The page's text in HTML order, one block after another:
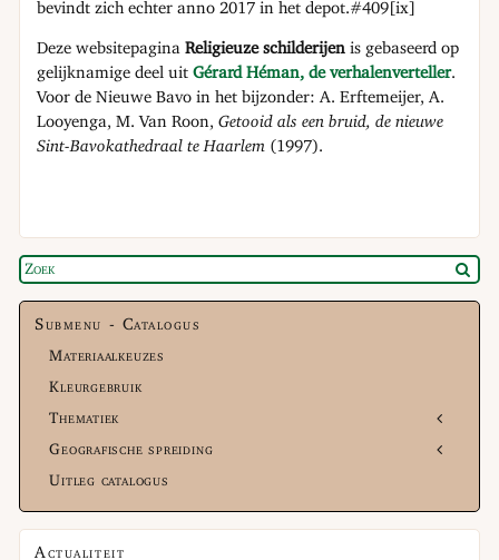
bevindt zich echter anno 2017 in het depot.#409 [ix]
Deze websitepaginaReligieuze schilderijen is gebaseerd op
gelijknamige deel uitGérard Héman, de verhalenverteller.
Voor de Nieuwe Bavo in het bijzonder: A. Erftemeijer, A.
Looyenga, M. Van Roon,Getooid als een bruid, de nieuwe
Sint-Bavokathedraal te Haarlem (1997).
Submenu - Catalogus
Materiaalkeuzes
Kleurgebruik
Thematiek
Geografische spreiding
Uitleg catalogus
Actualiteit